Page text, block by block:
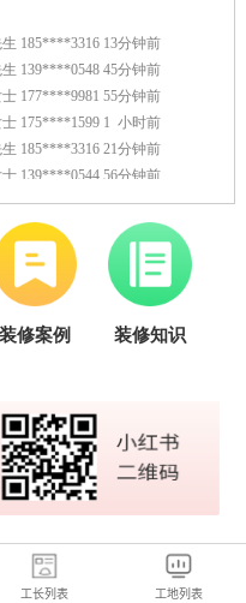
工长列表 工地列表